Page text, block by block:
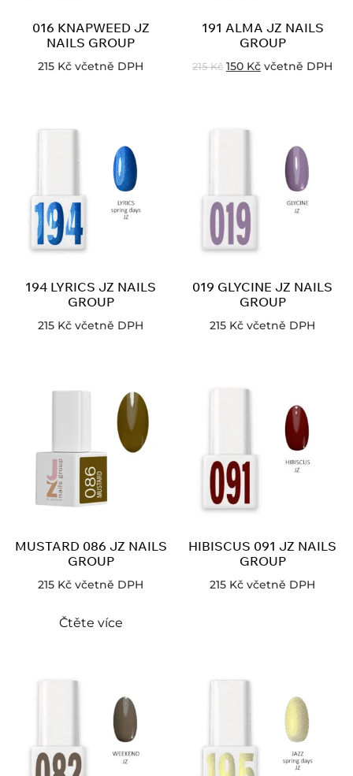
016 KNAPWEED JZ
NAILS GROUP
215 Kč včetně DPH
191 ALMA JZ NAILS
GROUP
215Kč 150 Kč včetně DPH
194 LYRICS JZ NAILS
GROUP
215 Kč včetně DPH
019 GLYCINE JZ NAILS
GROUP
215 Kč včetně DPH
MUSTARD 086 JZ NAILS
GROUP
215 Kč včetně DPH
Čtěte více
HIBISCUS 091 JZ NAILS
GROUP
215 Kč včetně DPH